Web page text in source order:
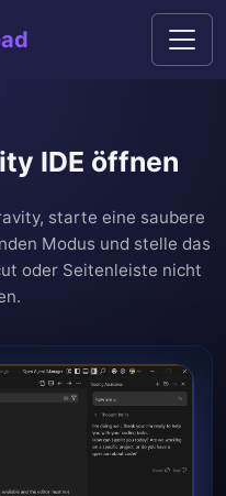
IDE öffnen
starte eine saubere
Modus und stelle das
oder Seitenleiste nicht